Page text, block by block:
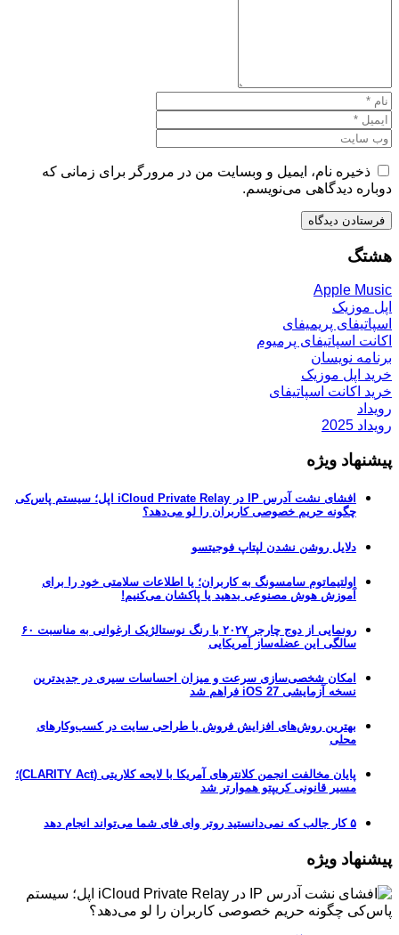
ذخیره نام، ایمیل و وبسایت من در مرورگر برای زمانی که
دوباره دیدگاهی می‌نویسم.
هشتگ
Apple Music
اپل موزیک
اسپاتیفای پریمیفای
اکانت اسپاتیفای پرمیوم
برنامه نویسان
خرید اپل موزیک
خرید اکانت اسپاتیفای
رویداد
رویداد 2025
پیشنهاد ویژه
افشای نشت آدرس IP در iCloud Private Relay اپل؛ سیستم پاس‌کی
چگونه حریم خصوصی کاربران را لو می‌دهد؟
دلایل روشن نشدن لپتاپ فوجیتسو
اولتیماتوم سامسونگ به کاربران؛ یا اطلاعات سلامتی خود را برای
آموزش هوش مصنوعی بدهید یا پاکشان می‌کنیم!
رونمایی از دوج چارجر ۲۰۲۷ با رنگ نوستالژیک ارغوانی به مناسبت ۶۰
سالگی این عضله‌ساز آمریکایی
امکان شخصی‌سازی سرعت و میزان احساسات سیری در جدیدترین
نسخه آزمایشی iOS 27 فراهم شد
بهترین روش‌های افزایش فروش با طراحی سایت در کسب‌وکارهای
محلی
پایان مخالفت انجمن کلانترهای آمریکا با لایحه کلاریتی (CLARITY Act)؛
مسیر قانونی کریپتو هموارتر شد
۵ کار جالب که نمی‌دانستید روتر وای فای شما می‌تواند انجام دهد
پیشنهاد ویژه